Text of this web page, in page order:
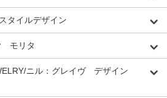
タイルデザイン
モリタ
ニル：グレイヴ デザイン